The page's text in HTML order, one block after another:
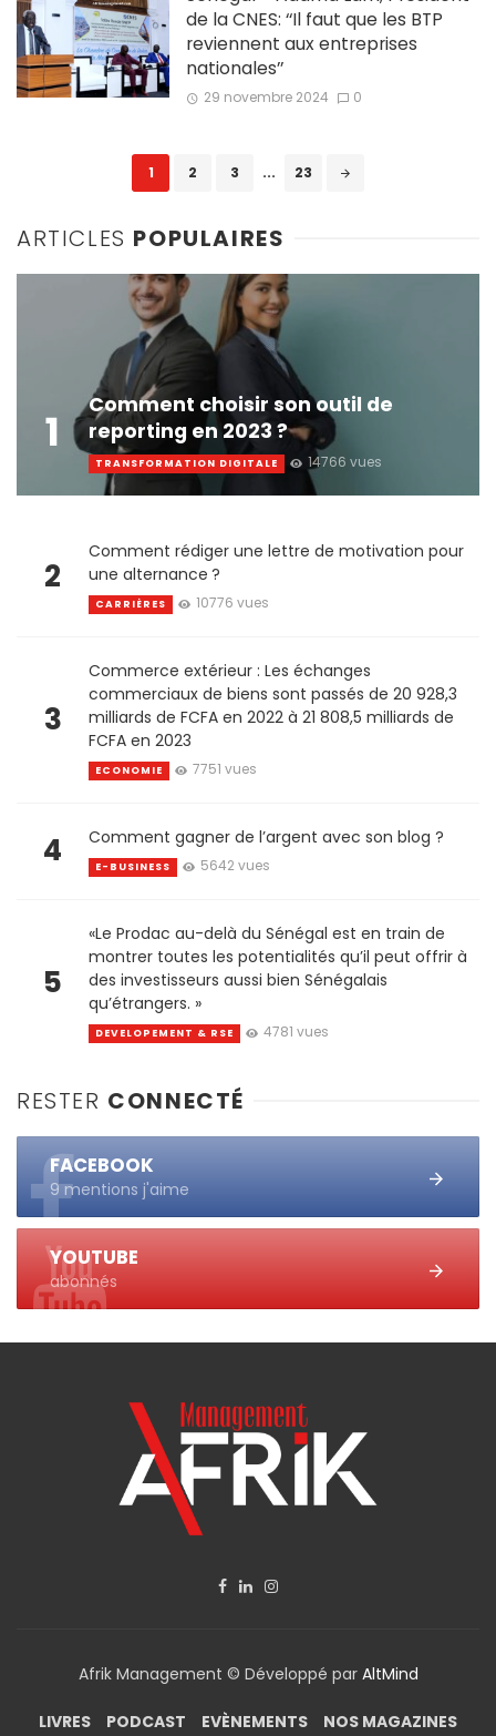
de la CNES: ‘‘Il faut que les BTP
reviennent aux entreprises
nationales’’
29 novembre 2024 0
navigation
1 2 3 ... 23
ARTICLES POPULAIRES
1
Comment choisir son outil de
reporting en 2023 ?
TRANSFORMATION DIGITALE 14766 vues
2
Comment rédiger une lettre de motivation pour
une alternance ?
CARRIÈRES 10776 vues
3
Commerce extérieur : Les échanges
commerciaux de biens sont passés de 20 928,3
milliards de FCFA en 2022 à 21 808,5 milliards de
FCFA en 2023
ECONOMIE 7751 vues
4 Comment gagner de l’argent avec son blog ?
E-BUSINESS 5642 vues
5
«Le Prodac au-delà du Sénégal est en train de
montrer toutes les potentialités qu’il peut offrir à
des investisseurs aussi bien Sénégalais
qu’étrangers. »
DEVELOPEMENT & RSE 4781 vues
RESTER CONNECTÉ
FACEBOOK
9 mentions j'aime
YOUTUBE
abonnés
Afrik Management © Développé par AltMind
LIVRES PODCAST EVÈNEMENTS NOS MAGAZINES